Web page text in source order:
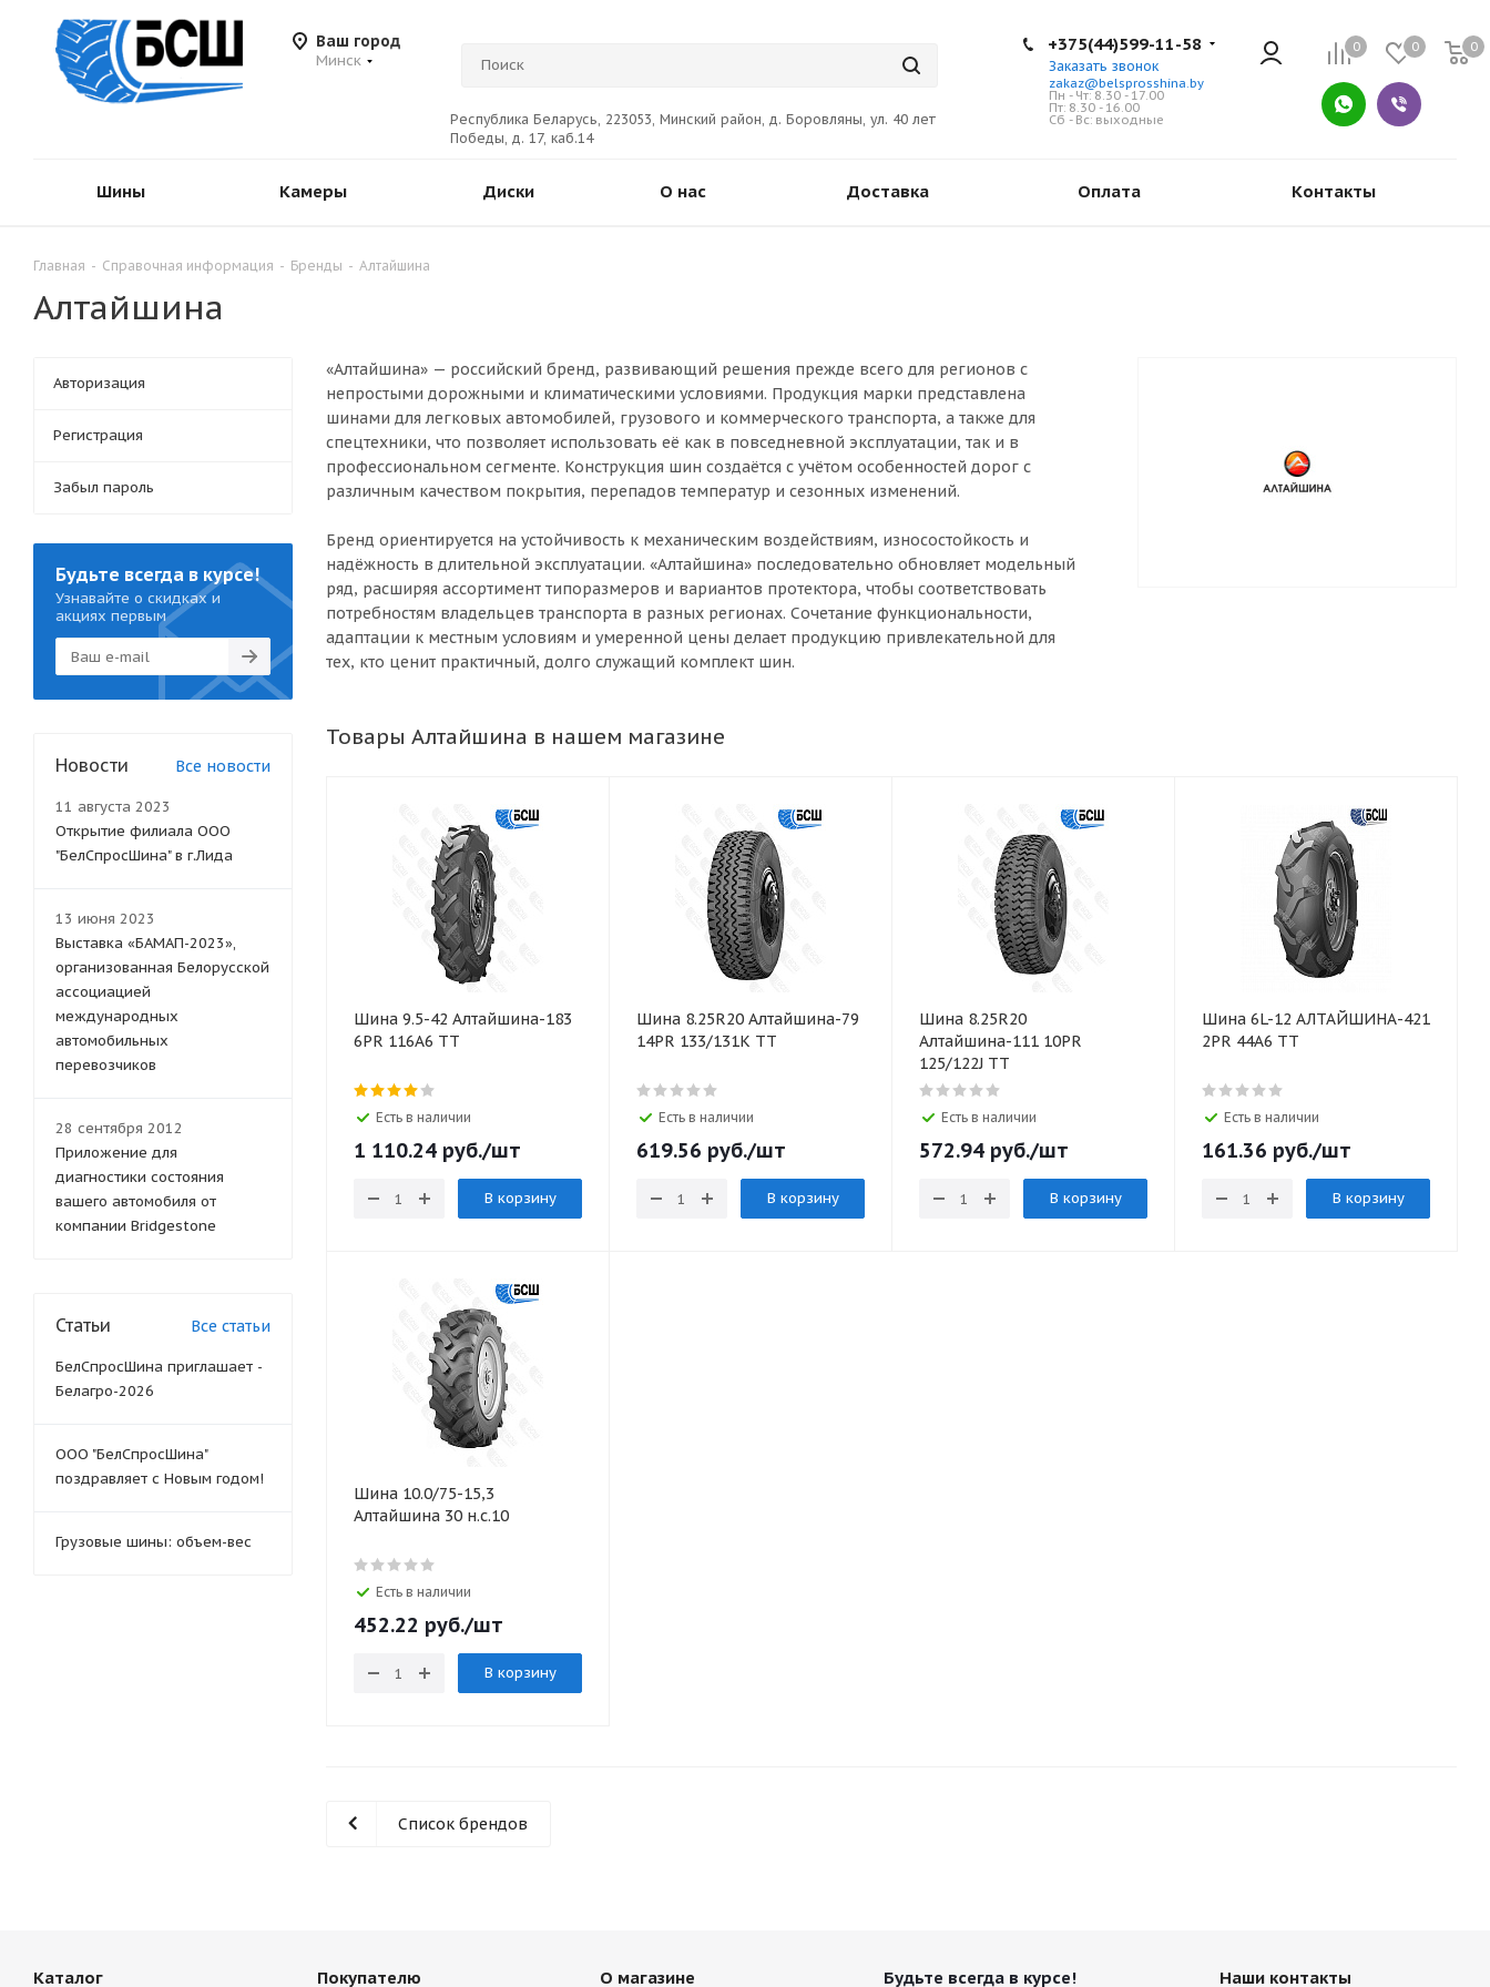
Ваш город
Минск
Республика Беларусь, 223053, Минский район, д. Боровляны, ул. 40 лет
Победы, д. 17, каб.14
0 0 0
+375(44)599-11-58
Заказать звонок
zakaz@belsprosshina.by
Пн - Чт: 8.30 - 17.00
Пт: 8.30 - 16.00
Сб - Вс: выходные
Шины Камеры Диски О нас Доставка Оплата Контакты
Главная - Справочная информация - Бренды - Алтайшина
Алтайшина
«Алтайшина» — российский бренд, развивающий решения прежде всего для регионов с
непростыми дорожными и климатическими условиями. Продукция марки представлена
шинами для легковых автомобилей, грузового и коммерческого транспорта, а также для
спецтехники, что позволяет использовать её как в повседневной эксплуатации, так и в
профессиональном сегменте. Конструкция шин создаётся с учётом особенностей дорог с
различным качеством покрытия, перепадов температур и сезонных изменений.
Бренд ориентируется на устойчивость к механическим воздействиям, износостойкость и
надёжность в длительной эксплуатации. «Алтайшина» последовательно обновляет модельный
ряд, расширяя ассортимент типоразмеров и вариантов протектора, чтобы соответствовать
потребностям владельцев транспорта в разных регионах. Сочетание функциональности,
адаптации к местным условиям и умеренной цены делает продукцию привлекательной для
тех, кто ценит практичный, долго служащий комплект шин.
Товары Алтайшина в нашем магазине
Шина 9.5-42 Алтайшина-183
6PR 116A6 TT
Есть в наличии
1 110.24 руб./шт
В корзину
Шина 8.25R20 Алтайшина-79
14PR 133/131K TT
Есть в наличии
619.56 руб./шт
В корзину
Шина 8.25R20
Алтайшина-111 10PR
125/122J TT
Есть в наличии
572.94 руб./шт
В корзину
Шина 6L-12 АЛТАЙШИНА-421
2PR 44A6 TT
Есть в наличии
161.36 руб./шт
В корзину
Шина 10.0/75-15,3
Алтайшина 30 н.с.10
Есть в наличии
452.22 руб./шт
В корзину
Список брендов
Авторизация
Регистрация
Забыл пароль
Будьте всегда в курсе!
Узнавайте о скидках и
акциях первым
Новости Все новости
11 августа 2023
Открытие филиала ООО
"БелСпросШина" в г.Лида
13 июня 2023
Выставка «БАМАП-2023»,
организованная Белорусской
ассоциацией
международных
автомобильных
перевозчиков
28 сентября 2012
Приложение для
диагностики состояния
вашего автомобиля от
компании Bridgestone
Статьи Все статьи
БелСпросШина приглашает -
Белагро-2026
ООО "БелСпросШина"
поздравляет с Новым годом!
Грузовые шины: объем-вес
Каталог Покупателю О магазине Будьте всегда в курсе! Наши контакты